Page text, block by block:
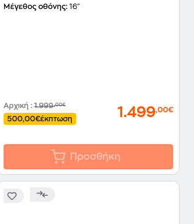
260/16GB/512GB SSDS/GeForce
Μέγεθος οθόνης:16"
Αρχική :1.999,00€
500,00€έκπτωση 1.499,00€
Προσθήκη